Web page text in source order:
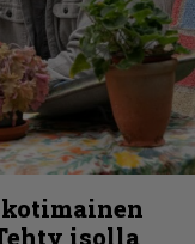
isolla